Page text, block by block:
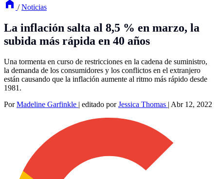
/ Noticias
La inflación salta al 8,5 % en marzo, la
subida más rápida en 40 años
Una tormenta en curso de restricciones en la cadena de suministro,
la demanda de los consumidores y los conflictos en el extranjero
están causando que la inflación aumente al ritmo más rápido desde
1981.
PorMadeline Garfinkle | editado porJessica Thomas | Abr 12, 2022